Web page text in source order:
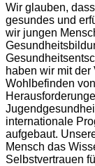
Wir glauben,
gesundes und
wir jungen
haben wir mit
Wohlbefinden
internationale
aufgebaut.
Mensch das
Selbstvertrauen